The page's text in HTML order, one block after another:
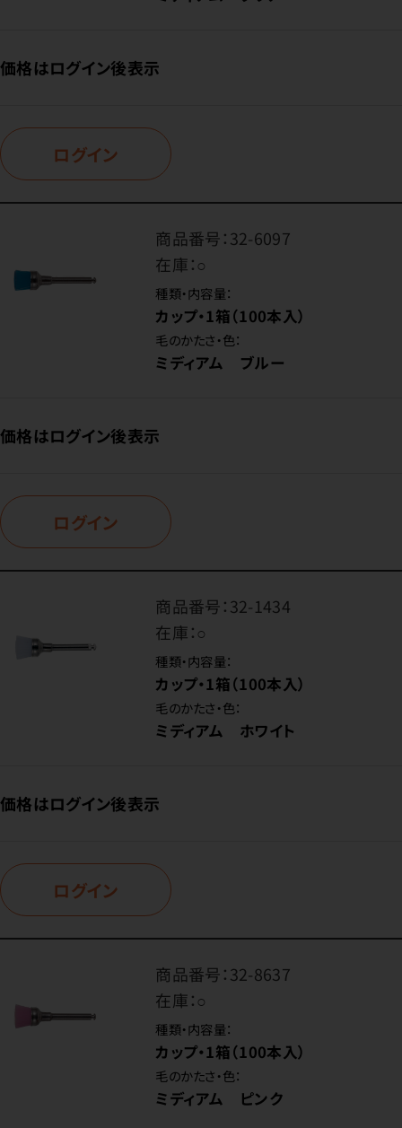
価格はログイン後表示
ログイン
商品番号：32-6097
在庫：○
種類・内容量：
カップ・1箱（100本入）
毛のかたさ・色：
ミディアム ブルー
価格はログイン後表示
ログイン
商品番号：32-1434
在庫：○
種類・内容量：
カップ・1箱（100本入）
毛のかたさ・色：
ミディアム ホワイト
価格はログイン後表示
ログイン
商品番号：32-8637
在庫：○
種類・内容量：
カップ・1箱（100本入）
毛のかたさ・色：
ミディアム ピンク